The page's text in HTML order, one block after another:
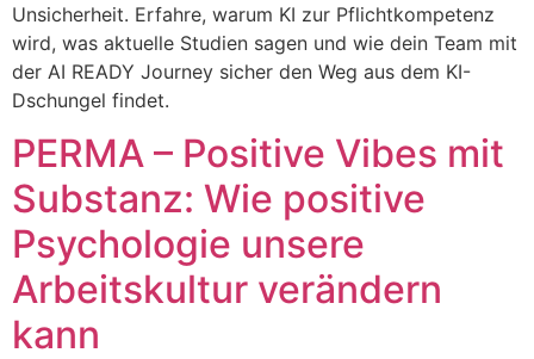
Unsicherheit. Erfahre, warum KI zur Pflichtkompetenz
wird, was aktuelle Studien sagen und wie dein Team mit
der AI READY Journey sicher den Weg aus dem KI-
Dschungel findet.
PERMA – Positive Vibes mit
Substanz: Wie positive
Psychologie unsere
Arbeitskultur verändern
kann